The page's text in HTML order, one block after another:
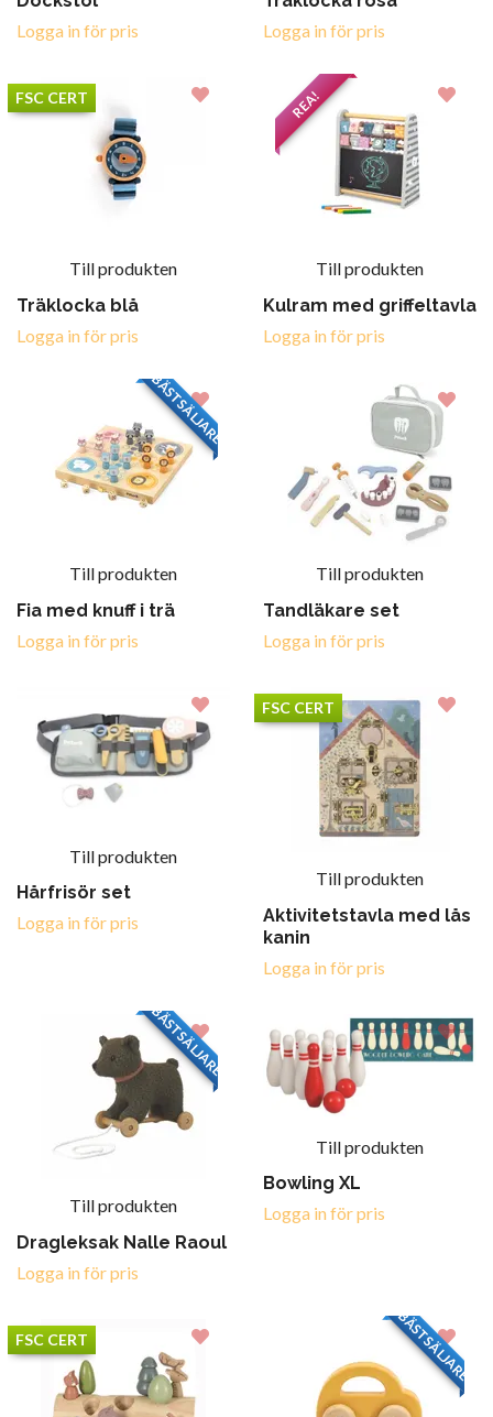
Logga in för pris
Logga in för pris
FSC CERT
Till produkten
Träklocka blå
Logga in för pris
REA!
Till produkten
Kulram med griffeltavla
Logga in för pris
BÄSTSÄLJARE
Till produkten
Fia med knuff i trä
Logga in för pris
Till produkten
Tandläkare set
Logga in för pris
Till produkten
Hårfrisör set
Logga in för pris
FSC CERT
Till produkten
Aktivitetstavla med lås
kanin
Logga in för pris
BÄSTSÄLJARE
Till produkten
Dragleksak Nalle Raoul
Logga in för pris
Till produkten
Bowling XL
Logga in för pris
FSC CERT BÄSTSÄLJARE